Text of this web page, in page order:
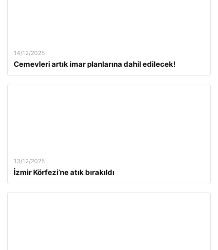
14/12/2025
Cemevleri artık imar planlarına dahil edilecek!
13/12/2025
İzmir Körfezi’ne atık bırakıldı